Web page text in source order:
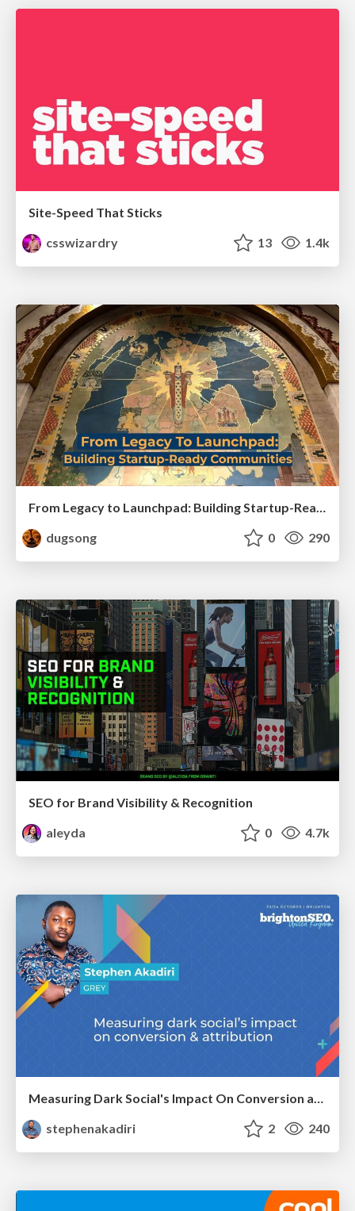
Site-Speed That Sticks
csswizardry
13 1.4k
From Legacy to Launchpad: Building Startup-Ready Communities
dugsong
0 290
SEO for Brand Visibility & Recognition
aleyda
0 4.7k
Measuring Dark Social's Impact On Conversion and Attribution
stephenakadiri
2 240